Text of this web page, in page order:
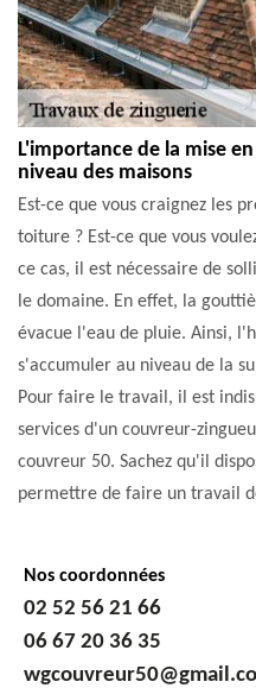
L'importance de la mise
niveau des maisons
Est-ce que vous craignez les
toiture ? Est-ce que vous
ce cas, il est nécessaire de
le domaine. En effet, la
évacue l'eau de pluie. Ainsi,
s'accumuler au niveau de la
Pour faire le travail, il est
services d'un couvreur-
couvreur 50. Sachez qu'il
permettre de faire un travail
Nos coordonnées
02 52 56 21 66
06 67 20 36 35